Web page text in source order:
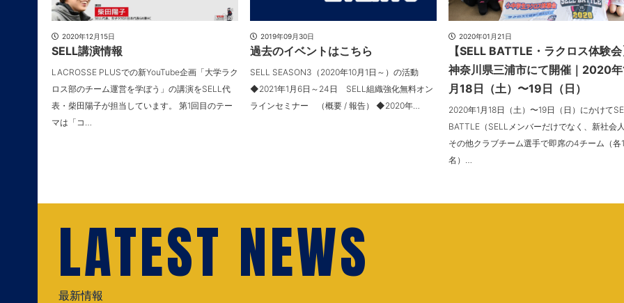
2020年12月15日
SELL講演情報
LACROSSE PLUSでの新YouTube企画「大学ラク
ロス部のチーム運営を学ぼう」の講演をSELL代
表・柴田陽子が担当しています。 第1回目のテー
マは「コ…
2019年09月30日
過去のイベントはこちら
SELL SEASON3（2020年10月1日～）の活動
◆2021年1月6日～24日 SELL組織強化無料オン
ラインセミナー （概要 / 報告） ◆2020年…
2020年01月21日
【SELL BATTLE・ラクロス体験
神奈川県三浦市にて開催｜2020年
月18日（土）〜19日（日）
2020年1月18日（土）〜19日（日）にかけて
BATTLE（SELLメンバーだけでなく、新社会
その他クラブチーム選手で即席の4チーム（各
名）…
LATEST NEWS
最新情報